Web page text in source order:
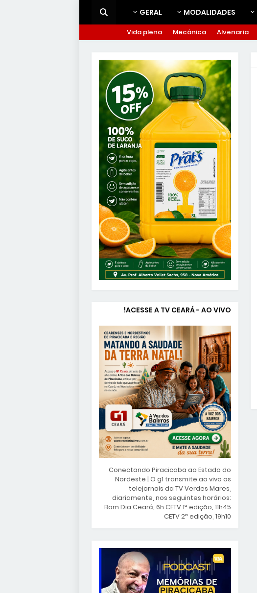
MODALIDADES
GERAL
Alvenaria
Mecânica
Vida plena
ACESSE A TV CEARÁ - AO VIVO!
Conectando Piracicaba ao Estado do
Nordeste | O g1 transmite ao vivo os
telejornais da TV Verdes Mares,
diariamente, nos seguintes horários:
Bom Dia Ceará, 6h CETV 1ª edição, 11h45
CETV 2ª edição, 19h10